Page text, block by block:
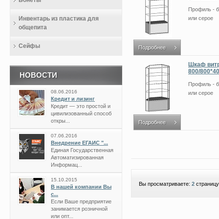
Подробнее
Профиль -
или серое
Подробнее
Шкаф
800/
Профиль -
или серое
Вы просматриваете: 2
Инвентарь из пластика для
общепита
Сейфы
НОВОСТИ
08.06.2016
Кредит и лизинг
Кредит — это простой и
цивилизованный способ
откры...
07.06.2016
Внедрение ЕГАИС "...
Единая Государственная
Автоматизированная
Информац...
15.10.2015
В нашей компании Вы
с...
Если Ваше предприятие
занимается розничной
или опт...